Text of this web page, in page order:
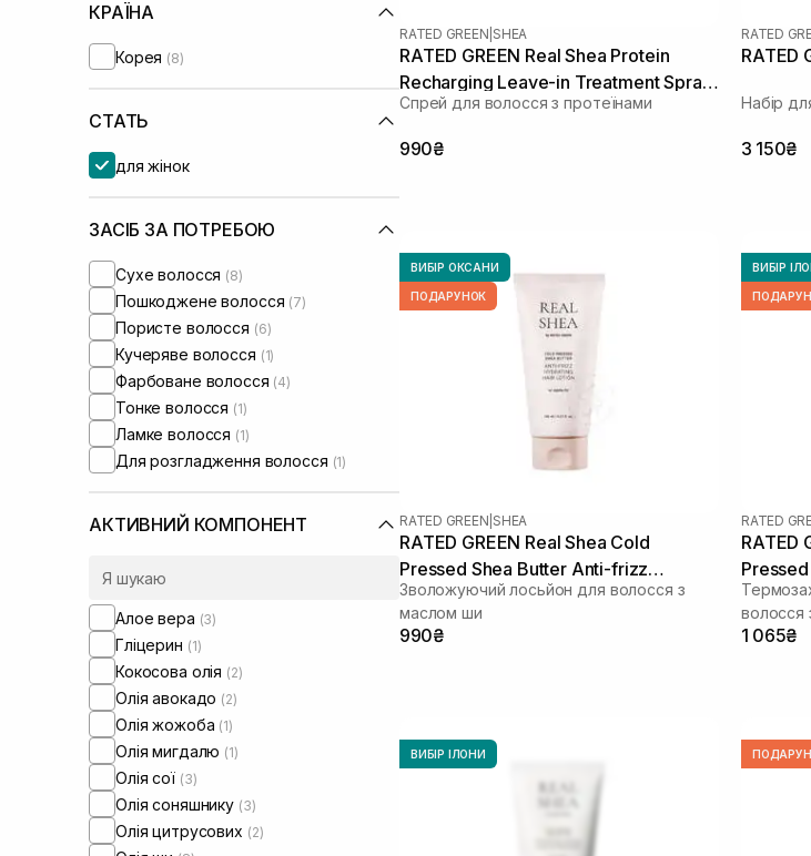
КРАЇНА
Корея (8)
СТАТЬ
для жінок
ЗАСІБ ЗА ПОТРЕБОЮ
Сухе волосся (8)
Пошкоджене волосся (7)
Пористе волосся (6)
Кучеряве волосся (1)
Фарбоване волосся (4)
Тонке волосся (1)
Ламке волосся (1)
Для розгладження волосся (1)
АКТИВНИЙ КОМПОНЕНТ
Алое вера (3)
Гліцерин (1)
Кокосова олія (2)
Олія авокадо (2)
Олія жожоба (1)
Олія мигдалю (1)
Олія сої (3)
Олія соняшнику (3)
Олія цитрусових (2)
RATED GREEN SHEA
RATED GREEN Real Shea Protein
Recharging Leave-in Treatment Spray
для пошкодженого та сухого
Спрей для волосся з протеїнами
990₴
RATED
RATED
Набір
3 150₴
ВИБІР ОКСАНИ
ПОДАРУНОК
RATED GREEN SHEA
RATED GREEN Real Shea Cold
Pressed Shea Butter Anti-frizz
Hydrating Hair Lotion 150 мл
Зволожуючий лосьйон для волосся з
маслом ши
990₴
ВИБІР
RATED
RATED
волосся
1 065₴
ВИБІР ІЛОНИ